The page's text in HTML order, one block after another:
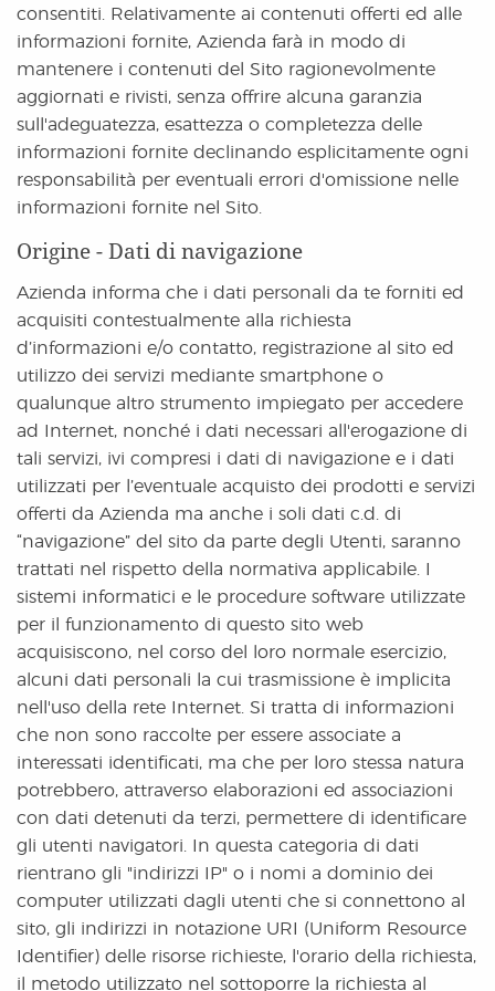
consentiti. Relativamente ai contenuti offerti ed alle
informazioni fornite, Azienda farà in modo di
mantenere i contenuti del Sito ragionevolmente
aggiornati e rivisti, senza offrire alcuna garanzia
sull'adeguatezza, esattezza o completezza delle
informazioni fornite declinando esplicitamente ogni
responsabilità per eventuali errori d'omissione nelle
informazioni fornite nel Sito.
Origine - Dati di navigazione
Azienda informa che i dati personali da te forniti ed
acquisiti contestualmente alla richiesta
d’informazioni e/o contatto, registrazione al sito ed
utilizzo dei servizi mediante smartphone o
qualunque altro strumento impiegato per accedere
ad Internet, nonché i dati necessari all'erogazione di
tali servizi, ivi compresi i dati di navigazione e i dati
utilizzati per l’eventuale acquisto dei prodotti e servizi
offerti da Azienda ma anche i soli dati c.d. di
“navigazione” del sito da parte degli Utenti, saranno
trattati nel rispetto della normativa applicabile. I
sistemi informatici e le procedure software utilizzate
per il funzionamento di questo sito web
acquisiscono, nel corso del loro normale esercizio,
alcuni dati personali la cui trasmissione è implicita
nell'uso della rete Internet. Si tratta di informazioni
che non sono raccolte per essere associate a
interessati identificati, ma che per loro stessa natura
potrebbero, attraverso elaborazioni ed associazioni
con dati detenuti da terzi, permettere di identificare
gli utenti navigatori. In questa categoria di dati
rientrano gli "indirizzi IP" o i nomi a dominio dei
computer utilizzati dagli utenti che si connettono al
sito, gli indirizzi in notazione URI (Uniform Resource
Identifier) delle risorse richieste, l'orario della richiesta,
il metodo utilizzato nel sottoporre la richiesta al